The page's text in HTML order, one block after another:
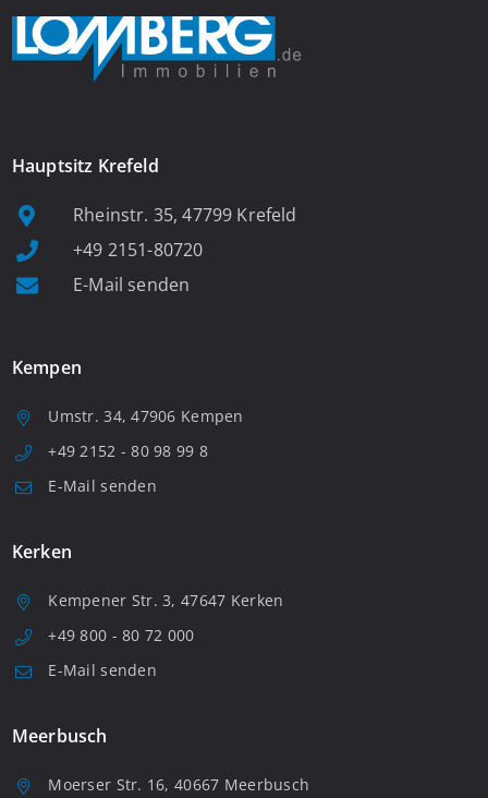
Hauptsitz Krefeld
Rheinstr. 35, 47799 Krefeld
+49 2151-80720
E-Mail senden
Kempen
Umstr. 34, 47906 Kempen
+49 2152 - 80 98 99 8
E-Mail senden
Kerken
Kempener Str. 3, 47647 Kerken
+49 800 - 80 72 000
E-Mail senden
Meerbusch
Moerser Str. 16, 40667 Meerbusch